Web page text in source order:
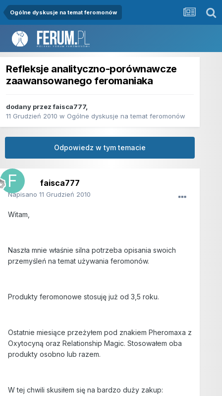
Ogólne dyskusje na temat feromonów
Refleksje analityczno-porównawcze
zaawansowanego feromaniaka
dodany przezfaisca777,
11 Grudzień 2010 w Ogólne dyskusje na temat feromonów
Odpowiedz w tym temacie
faisca777
Napisano 11 Grudzień 2010
Witam,
Naszła mnie właśnie silna potrzeba opisania swoich
przemyśleń na temat używania feromonów.
Produkty feromonowe stosuję już od 3,5 roku.
Ostatnie miesiące przeżyłem pod znakiem Pheromaxa z
Oxytocyną oraz Relationship Magic. Stosowałem oba
produkty osobno lub razem.
W tej chwili skusiłem się na bardzo duży zakup: